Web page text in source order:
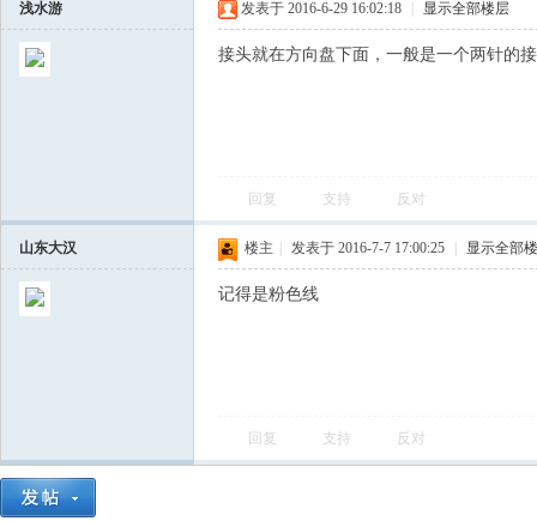
浅水游 发表于 2016-6-29 16:02:18 显示全部楼层
接头就在方向盘下面，一般是一个两针的
回复 支持 反对
山东大汉 楼主 发表于 2016-7-7 17:00:25 显示全部
记得是粉色线
回复 支持 反对